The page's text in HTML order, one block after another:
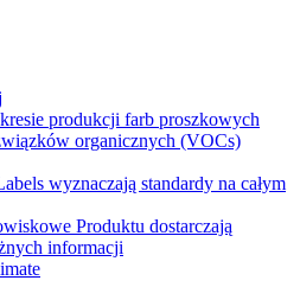
produkcji farb proszkowych
organicznych (VOCs)
wyznaczają standardy na całym
Produktu dostarczają
informacji